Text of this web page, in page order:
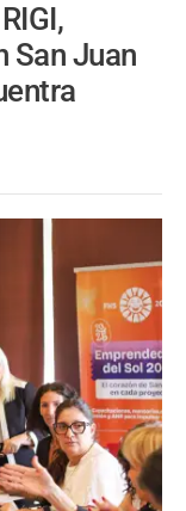
San Juan